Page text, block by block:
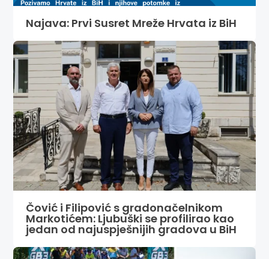
Najava: Prvi Susret Mreže Hrvata iz BiH
Čović i Filipović s gradonačelnikom
Markotićem: Ljubuški se profilirao kao
jedan od najuspješnijih gradova u BiH